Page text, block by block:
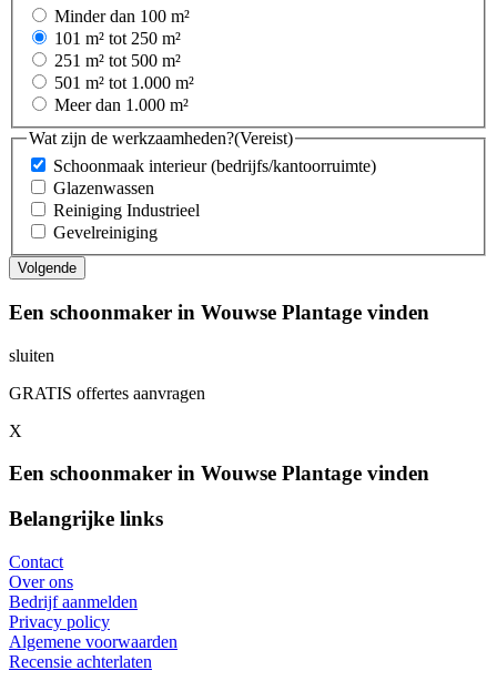
Minder dan 100 m²
101 m² tot 250 m²
251 m² tot 500 m²
501 m² tot 1.000 m²
Meer dan 1.000 m²
Wat zijn de werkzaamheden?(Vereist)
Schoonmaak interieur (bedrijfs/kantoorruimte)
Glazenwassen
Reiniging Industrieel
Gevelreiniging
Een schoonmaker in Wouwse Plantage vinden
sluiten
GRATIS offertes aanvragen
X
Een schoonmaker in Wouwse Plantage vinden
Belangrijke links
Contact
Over ons
Bedrijf aanmelden
Privacy policy
Algemene voorwaarden
Recensie achterlaten